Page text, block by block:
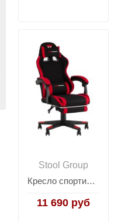
Stool Group
Кресло спортивное TopChairs Prophet с оттоманкой ткань черно-красный
11 690 руб